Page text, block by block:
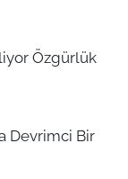
Özgürlük
Devrimci Bir